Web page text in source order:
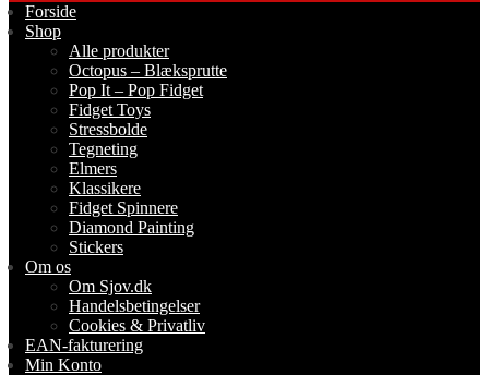
Forside
Shop
Alle produkter
Octopus – Blæksprutte
Pop It – Pop Fidget
Fidget Toys
Stressbolde
Tegneting
Elmers
Klassikere
Fidget Spinnere
Diamond Painting
Stickers
Om os
Om Sjov.dk
Handelsbetingelser
Cookies & Privatliv
EAN-fakturering
Min Konto